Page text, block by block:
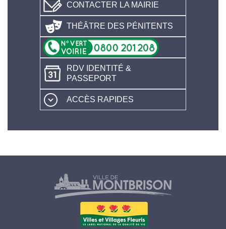
CONTACTER LA MAIRIE
THÉÂTRE DES PÉNITENTS
RDV IDENTITÉ &
PASSEPORT
ACCÈS RAPIDES